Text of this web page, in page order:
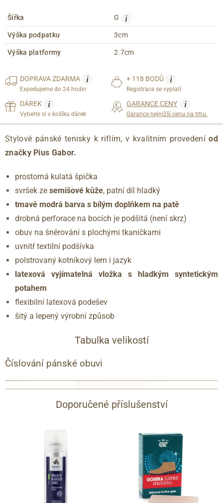
Šířka G i
Výška podpatku 3cm
Výška platformy 2.7cm
DOPRAVAZDARMA i
Expedujeme do 24 hodin
+ 118 BODŮ i
Registrace se vyplatí
DÁREK i
Vyberte si v košíku dárek
GARANCE CENY i
Garance nejnižší cenu na trhu.
Stylové pánské tenisky k riflím, v kvalitním provedeníod
značky Pius Gabor.
prostorná kulatá špička
svršek ze semišové kůže, patní díl hladký
tmavě modrá barva s bílým doplňkem na patě
drobná perforace na bocích je podšitá (není skrz)
obuv na šněrování s plochými tkaničkami
uvnitř textilní podšívka
polstrovaný kotníkový lem i jazyk
latexová vyjímatelná vložka s hladkým syntetickým
potahem
flexibilní latexová podešev
šitý a lepený výrobní způsob
Tabulka velikostí
Číslování pánské obuvi
francouzské
anglické
číslování
(UK)
6
délka
chodidla
(mm)
263
271
275
279
283
288
292
Doporučené příslušenství